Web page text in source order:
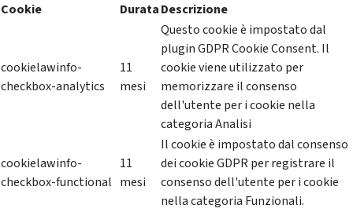
Cookie
DurataDescrizione
cookielawinfo-
checkbox-analytics
11
mesi
Questo cookie è impostato dal
plugin GDPR Cookie Consent. Il
cookie viene utilizzato per
memorizzare il consenso
dell'utente per i cookie nella
categoria Analisi
cookielawinfo-
checkbox-functional
11
mesi
Il cookie è impostato dal consenso
dei cookie GDPR per registrare il
consenso dell'utente per i cookie
nella categoria Funzionali.